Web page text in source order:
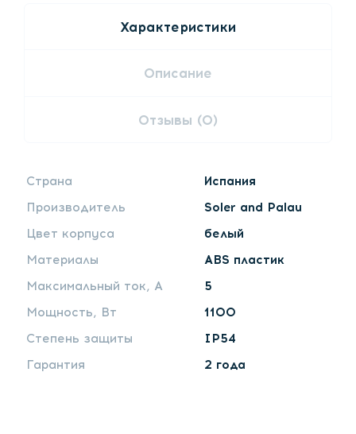
Характеристики
Описание
Отзывы (0)
Страна
Испания
Производитель
Soler and Palau
Цвет корпуса
белый
Материалы
ABS пластик
Максимальный ток, А
5
Мощность, Вт
1100
Степень защиты
IP54
Гарантия
2 года